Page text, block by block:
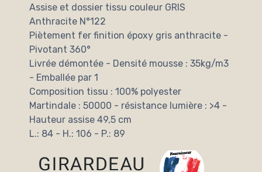
Assise et dossier tissu couleur GRIS
Anthracite N°122
Piètement fer finition époxy gris anthracite -
Pivotant 360°
Livrée démontée - Densité mousse : 35kg/m3
- Emballée par 1
Composition tissu : 100% polyester
Martindale : 50000 - résistance lumière : >4 -
Hauteur assise 49,5 cm
L.: 84 - H.: 106 - P.: 89